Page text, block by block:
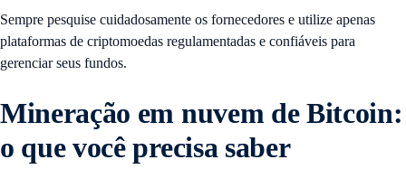
Sempre pesquise cuidadosamente os fornecedores e utilize apenas
plataformas de criptomoedas regulamentadas e confiáveis ​​para
gerenciar seus fundos.
Mineração em nuvem de Bitcoin:
o que você precisa saber